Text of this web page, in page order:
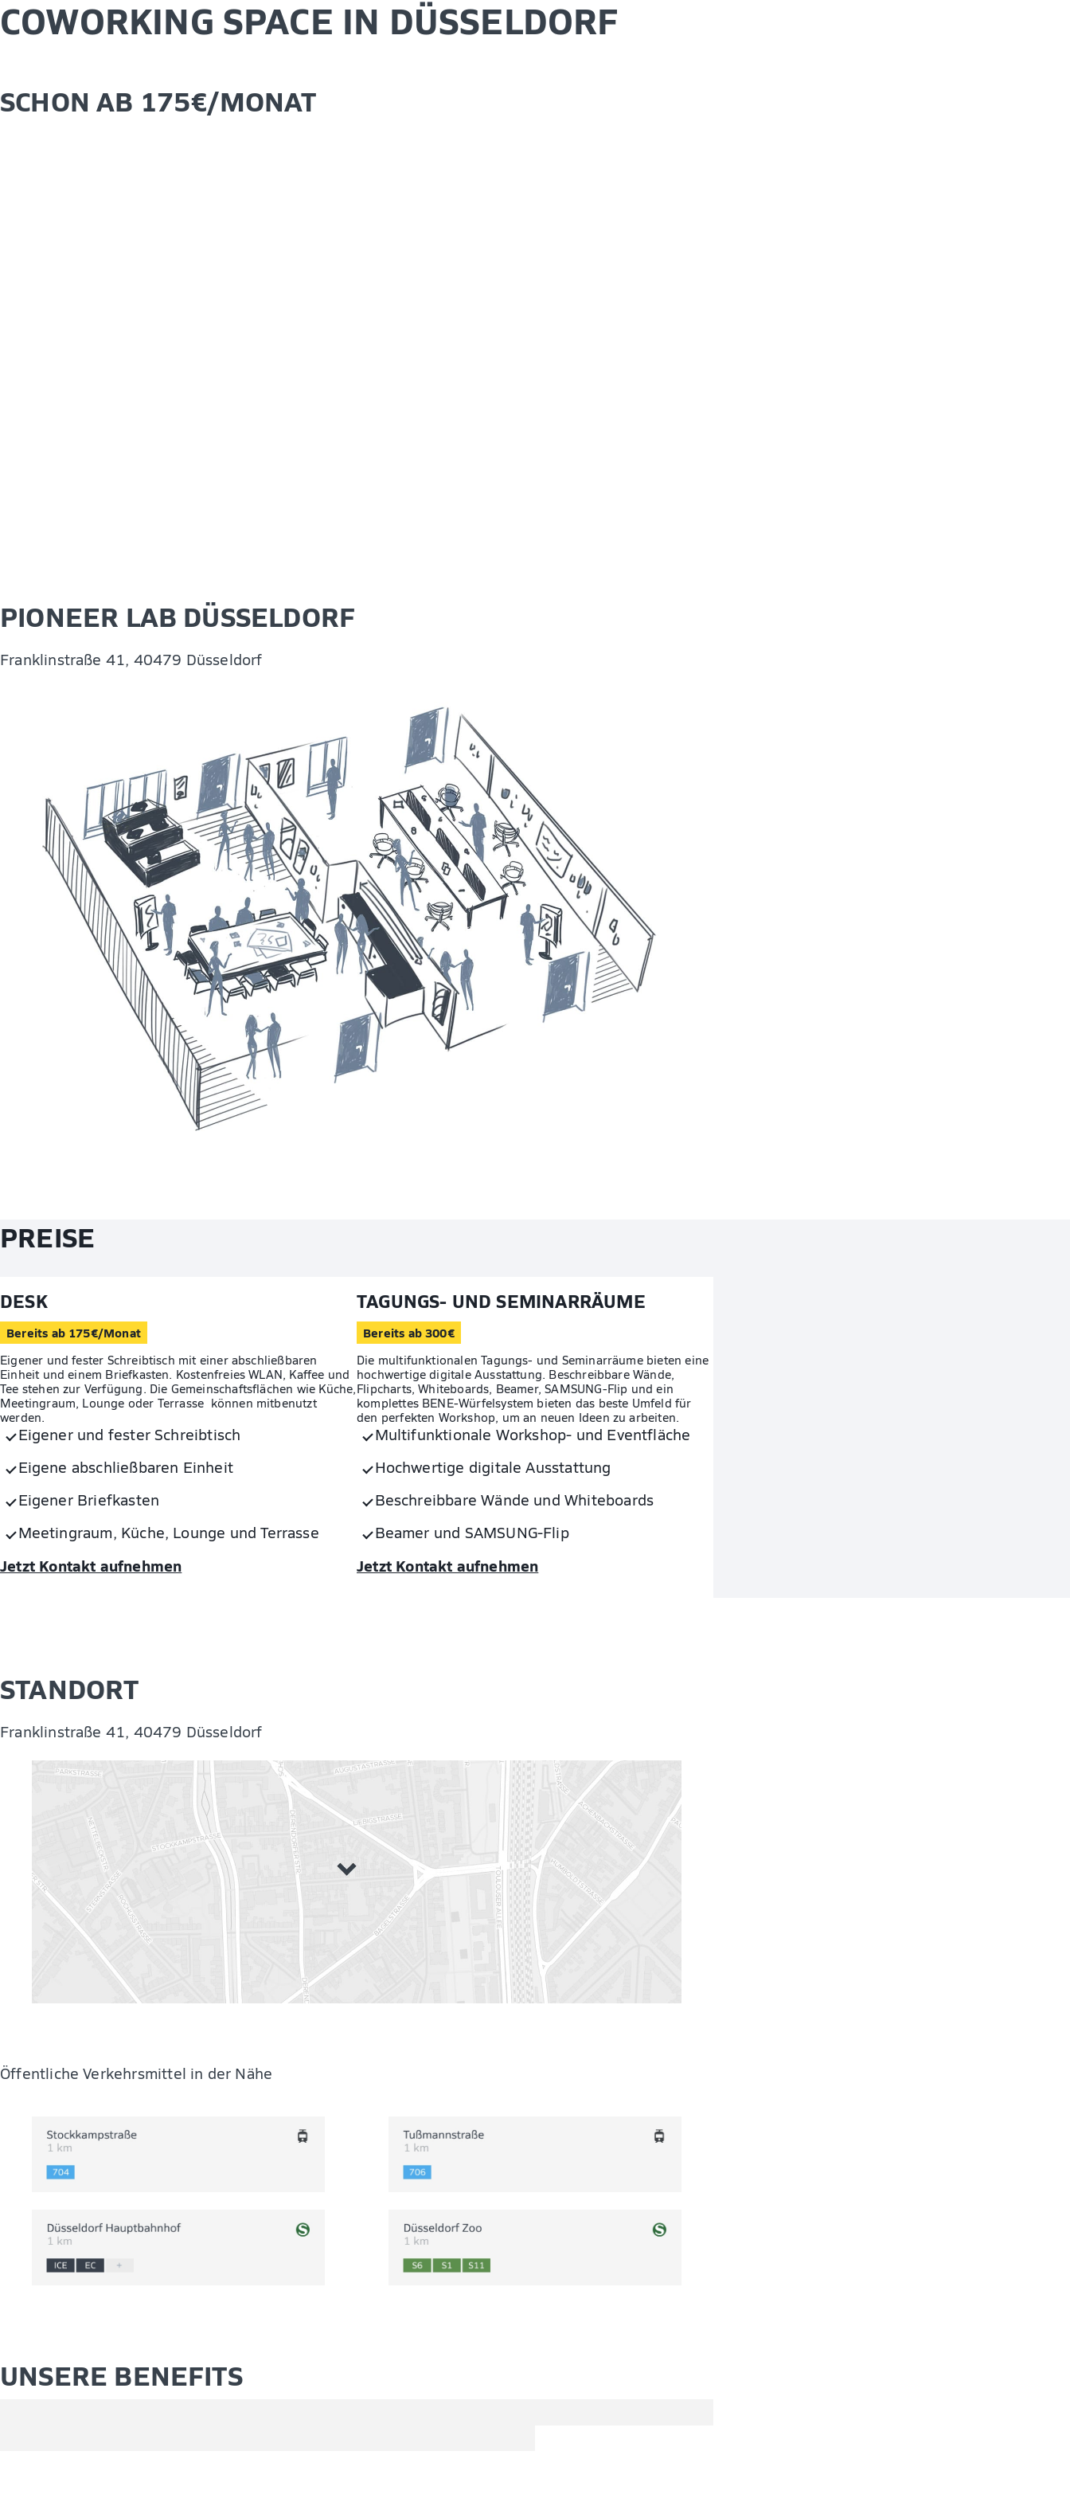
COWORKING SPACE IN DÜSSELDORF
SCHON AB 175€/MONAT
PIONEER LAB DÜSSELDORF
Franklinstraße 41, 40479 Düsseldorf
PREISE
DESK
Bereits ab 175€/Monat
Eigener und fester Schreibtisch mit einer abschließbaren
Einheit und einem Briefkasten. Kostenfreies WLAN, Kaffee und
Tee stehen zur Verfügung. Die Gemeinschaftsflächen wie Küche,
Meetingraum, Lounge oder Terrasse können mitbenutzt
werden.
Eigener und fester Schreibtisch
Eigene abschließbaren Einheit
Eigener Briefkasten
Meetingraum, Küche, Lounge und Terrasse
Jetzt Kontakt aufnehmen
TAGUNGS- UND SEMINARRÄUME
Bereits ab 300€
Die multifunktionalen Tagungs- und Seminarräume bieten eine
hochwertige digitale Ausstattung. Beschreibbare Wände,
Flipcharts, Whiteboards, Beamer, SAMSUNG-Flip und ein
komplettes BENE-Würfelsystem bieten das beste Umfeld für
den perfekten Workshop, um an neuen Ideen zu arbeiten.
Multifunktionale Workshop- und Eventfläche
Hochwertige digitale Ausstattung
Beschreibbare Wände und Whiteboards
Beamer und SAMSUNG-Flip
Jetzt Kontakt aufnehmen
STANDORT
Franklinstraße 41, 40479 Düsseldorf
Öffentliche Verkehrsmittel in der Nähe
UNSERE BENEFITS